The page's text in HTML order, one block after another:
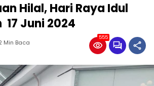
Hilal, Hari Raya Idul
Juni 2024
Min Baca
555